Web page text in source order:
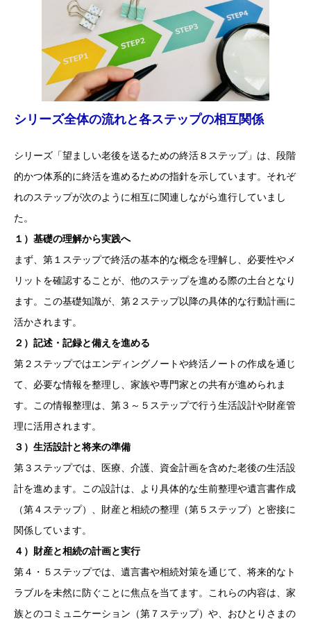
シリーズ全体の流れと各ステップの相互関係
シリーズ「望ましい老後を送るための終活８ステップ」は、段階
的かつ体系的に終活を進めるための指針を示しています。それぞ
れのステップが次のように相互に関連しながら進行していまし
た。
１）基礎の理解から実践へ
まず、第１ステップで終活の基本的な概念を理解し、必要性やメ
リットを確認することが、他のステップを進める際の土台となり
ます。この基礎知識が、第２ステップ以降の具体的な行動計画に
活かされます。
２）記述・記録と備えを進める
第２ステップではエンディングノートや終活ノートの作成を通じ
て、必要な情報を整理し、家族や専門家との共有が進められま
す。この情報整理は、第３～５ステップで行う生活設計や財産管
理に活用されます。
３）生活設計と将来の準備
第３ステップでは、医療、介護、資金計画を含めた老後の生活設
計を進めます。この設計は、より具体的な生前整理や遺言書作成
（第４ステップ）、財産と相続の整理（第５ステップ）と密接に
関係しています。
４）財産と相続の計画と実行
第４・５ステップでは、遺言書や相続対策を通じて、将来的なト
ラブルを未然に防ぐことに焦点を当てます。これらの内容は、家
族とのコミュニケーション（第７ステップ）や、おひとりさまの